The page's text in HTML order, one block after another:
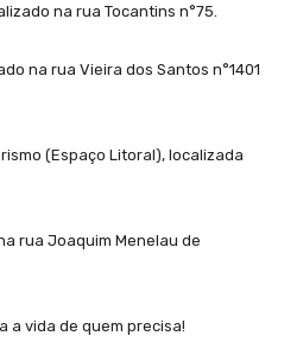
na rua Tocantins n°75.
na rua Vieira dos Santos n°1401
(Espaço Litoral), localizada
rua Joaquim Menelau de
a vida de quem precisa!